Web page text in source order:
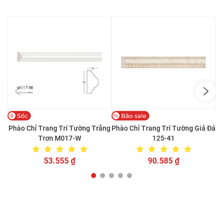
Phào Chỉ Trang Trí Tường Trắng
Trơn M017-W
53.555 ₫
Phào Chỉ Trang Trí Tường Giả Đá
125-41
90.585 ₫